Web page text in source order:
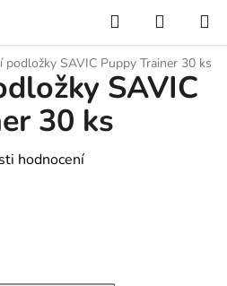
Hledat
KOŠÍK
podložky SAVIC Puppy Trainer 30 ks
SAVIC
30 ks
hodnocení